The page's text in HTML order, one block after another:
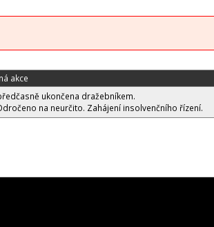
akce
ukončena dražebníkem.
na neurčito. Zahájení insolvenčního řízení.